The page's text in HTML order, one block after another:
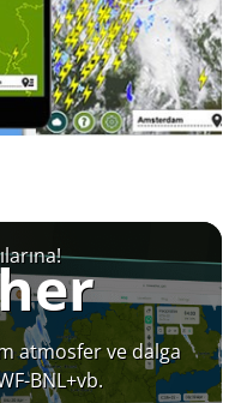
atmosfer ve dalga
BNL+vb.